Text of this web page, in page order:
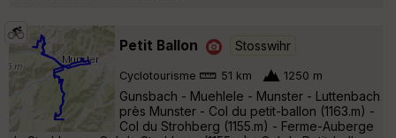
Petit Ballon Stosswihr
Cyclotourisme 51 km 1250 m
Gunsbach - Muehlele - Munster - Luttenbach
près Munster - Col du petit-ballon (1163.m) -
Col du Strohberg (1155.m) - Ferme-Auberge